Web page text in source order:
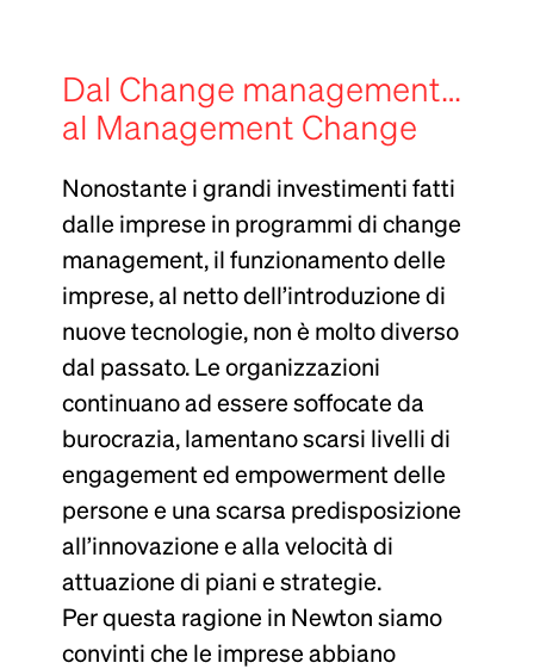
Dal Change management…
al Management Change
Nonostante i grandi investimenti fatti
dalle imprese in programmi di change
management, il funzionamento delle
imprese, al netto dell’introduzione di
nuove tecnologie, non è molto diverso
dal passato. Le organizzazioni
continuano ad essere soffocate da
burocrazia, lamentano scarsi livelli di
engagement ed empowerment delle
persone e una scarsa predisposizione
all’innovazione e alla velocità di
attuazione di piani e strategie.
Per questa ragione in Newton siamo
convinti che le imprese abbiano